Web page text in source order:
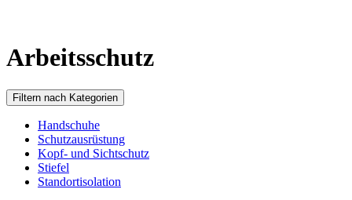
Arbeitsschutz
Filtern nach Kategorien
Handschuhe
Schutzausrüstung
Kopf- und Sichtschutz
Stiefel
Standortisolation